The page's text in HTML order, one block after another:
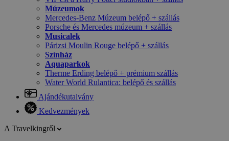
Múzeumok
Mercedes-Benz Múzeum belépő + szállás
Porsche és Mercedes múzeum + szállás
Musicalek
Párizsi Moulin Rouge belépő + szállás
Színház
Aquaparkok
Therme Erding belépő + prémium szállás
Water World Rulantica: belépő és szállás
Ajándékutalvány
Kedvezmények
A Travelkingről